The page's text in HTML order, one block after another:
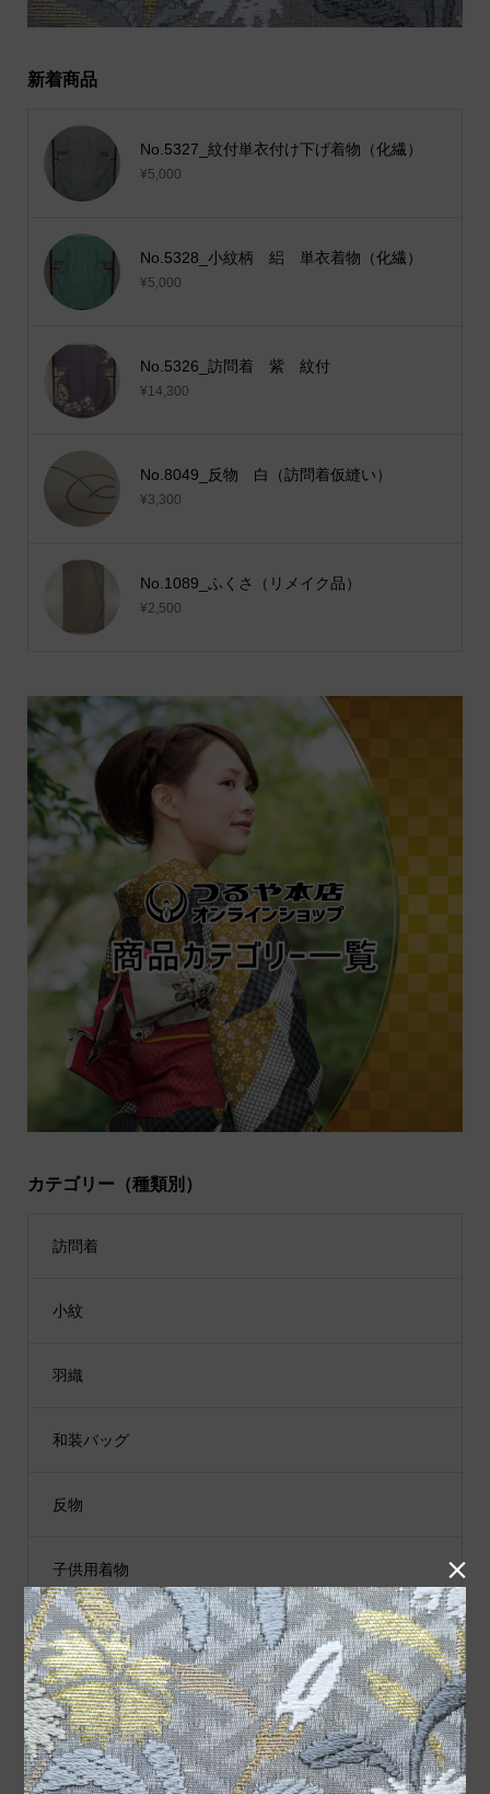
新着商品
No.5327_紋付単衣付け下げ着物（化繊）
¥5,000
No.5328_小紋柄 絽 単衣着物（化繊）
¥5,000
No.5326_訪問着 紫 紋付
¥14,300
No.8049_反物 白（訪問着仮縫い）
¥3,300
No.1089_ふくさ（リメイク品）
¥2,500
カテゴリー（種類別）
訪問着
小紋
羽織
和装バッグ
反物
子供用着物
黒留袖
付下げ
紬
